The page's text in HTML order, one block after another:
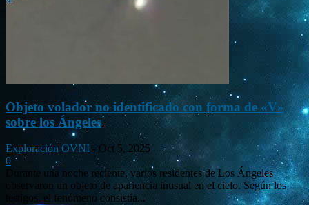
Objeto volador no identificado con forma de «V»
sobre los Ángeles
Exploración OVNI - Oct 5, 2025
0
Durante una noche reciente, varios residentes de Los Ángeles
observaron un objeto de apariencia inusual en el cielo. Según los
testigos, el fenómeno consistía...